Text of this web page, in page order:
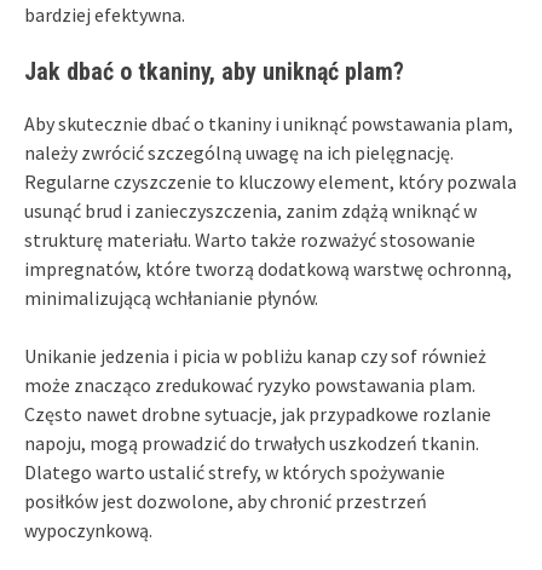
bardziej efektywna.
Jak dbać o tkaniny, aby uniknąć plam?
Aby skutecznie dbać o tkaniny i uniknąć powstawania plam,
należy zwrócić szczególną uwagę na ich pielęgnację.
Regularne czyszczenie to kluczowy element, który pozwala
usunąć brud i zanieczyszczenia, zanim zdążą wniknąć w
strukturę materiału. Warto także rozważyć stosowanie
impregnatów, które tworzą dodatkową warstwę ochronną,
minimalizującą wchłanianie płynów.
Unikanie jedzenia i picia w pobliżu kanap czy sof również
może znacząco zredukować ryzyko powstawania plam.
Często nawet drobne sytuacje, jak przypadkowe rozlanie
napoju, mogą prowadzić do trwałych uszkodzeń tkanin.
Dlatego warto ustalić strefy, w których spożywanie
posiłków jest dozwolone, aby chronić przestrzeń
wypoczynkową.